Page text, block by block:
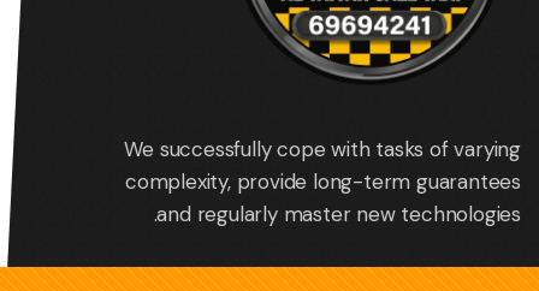
We successfully cope with tasks of varying
complexity, provide long-term guarantees
and regularly master new technologies.